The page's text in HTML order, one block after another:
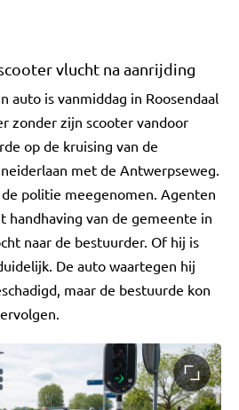
vlucht na aanrijding
auto is vanmiddag in Roosendaal
zonder zijn scooter vandoor
op de kruising van de
met de Antwerpseweg.
politie meegenomen. Agenten
handhaving van de gemeente in
naar de bestuurder. Of hij is
De auto waartegen hij
maar de bestuurde kon